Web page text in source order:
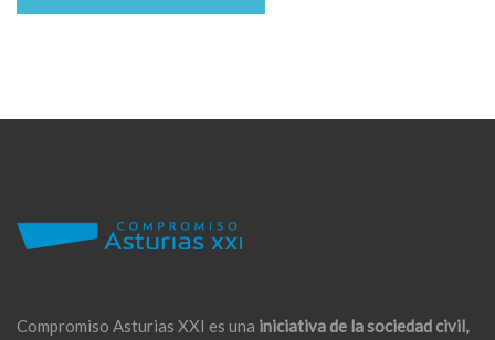
Compromiso Asturias XXI es una iniciativa de la sociedad civil,